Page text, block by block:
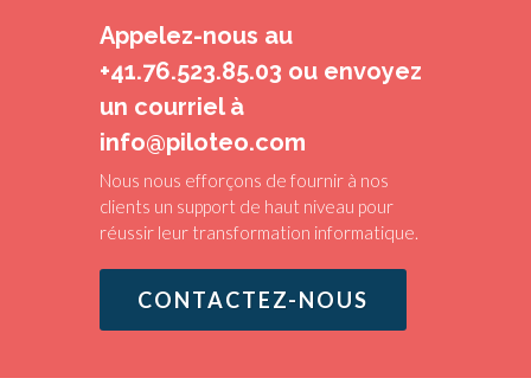
Appelez-nous au
+41.76.523.85.03 ou envoyez
un courriel à
info@piloteo.com
Nous nous efforçons de fournir à nos
clients un support de haut niveau pour
réussir leur transformation informatique.
CONTACTEZ-NOUS